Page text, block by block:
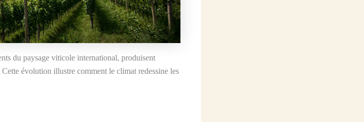
du paysage viticole international, produisent
évolution illustre comment le climat redessine les